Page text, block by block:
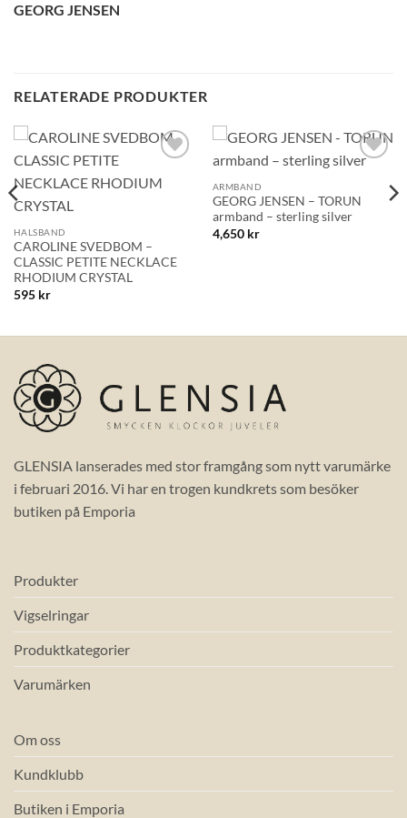
GEORG JENSEN
RELATERADE PRODUKTER
önskelistan!
HALSBAND
CAROLINE SVEDBOM –
CLASSIC PETITE NECKLACE
RHODIUM CRYSTAL
595 kr
ARMBAND
GEORG JENSEN – TORUN
armband – sterling silver
4,650 kr
GLENSIA lanserades med stor framgång som nytt varumärke
i februari 2016. Vi har en trogen kundkrets som besöker
butiken på Emporia
Produkter
Vigselringar
Produktkategorier
Varumärken
Om oss
Kundklubb
Butiken i Emporia